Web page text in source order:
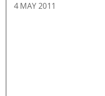
4 MAY 2011